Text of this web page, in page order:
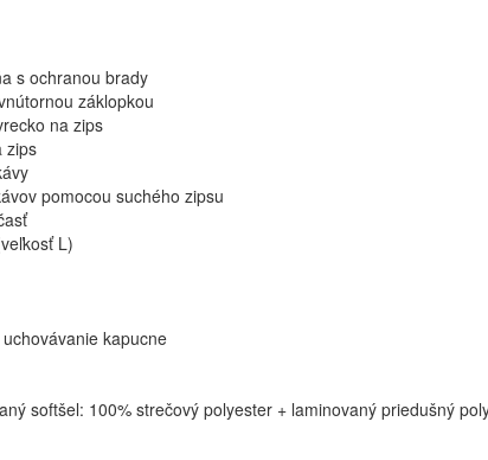
s ochranou brady
záklopkou
na zips
zips
pomocou suchého zipsu
L)
kapucne
softšel: 100% strečový polyester + laminovaný priedušný